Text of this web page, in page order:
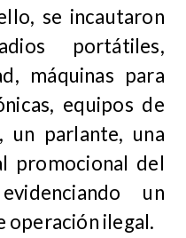
se incautaron
portátiles,
máquinas para
equipos de
un parlante, una
promocional del
un
operación ilegal.